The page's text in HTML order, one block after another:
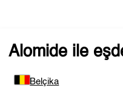
Alomide ile
Belçika